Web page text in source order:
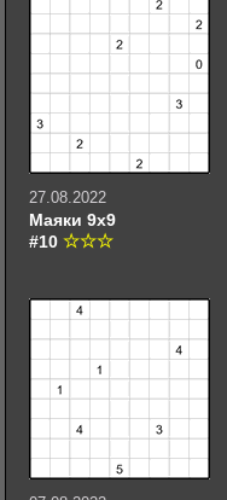
27.08.2022
Маяки 9х9
#10